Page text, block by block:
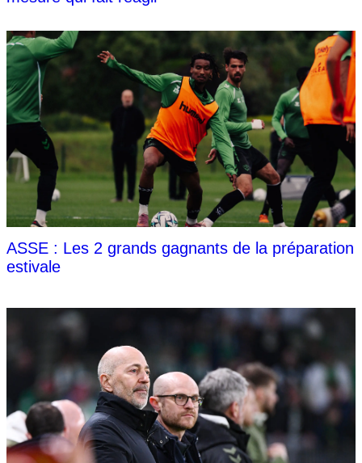
ASSE : Les 2 grands gagnants de la préparation
estivale